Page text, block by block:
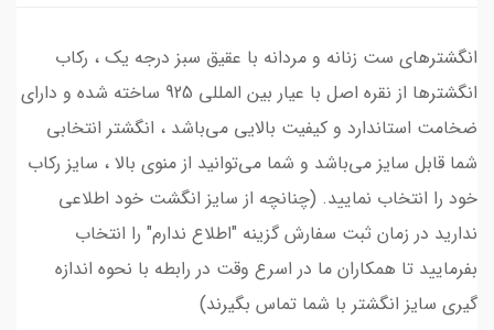
انگشترهای ست زنانه و مردانه با عقیق سبز درجه یک ، رکاب
انگشترها از نقره اصل با عیار بین المللی 925 ساخته شده و دارای
ضخامت استاندارد و کیفیت بالایی می‌باشد ، انگشتر انتخابی
شما قابل سایز می‌باشد و شما می‌توانید از منوی بالا ، سایز رکاب
خود را انتخاب نمایید. (چنانچه از سایز انگشت خود اطلاعی
ندارید در زمان ثبت سفارش گزینه "اطلاع ندارم" را انتخاب
بفرمایید تا همکاران ما در اسرع وقت در رابطه با نحوه اندازه
گیری سایز انگشتر با شما تماس بگیرند)